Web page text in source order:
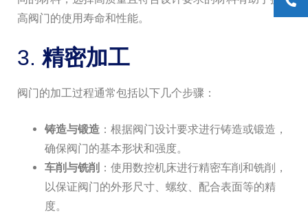
高阀门的使用寿命和性能。
3. 精密加工
阀门的加工过程通常包括以下几个步骤：
铸造与锻造 ：根据阀门设计要求进行铸造或锻造，
确保阀门的基本形状和强度。
车削与铣削 ：使用数控机床进行精密车削和铣削，
以保证阀门的外形尺寸、螺纹、配合表面等的精
度。